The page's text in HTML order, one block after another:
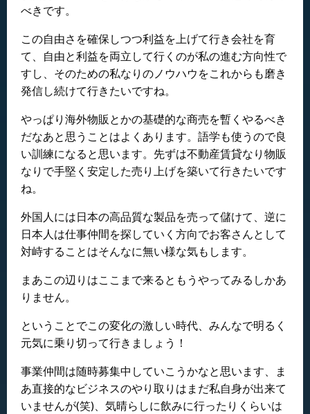
べきです。
この自由さを確保しつつ利益を上げて行き会社を育
て、自由と利益を両立して行くのが私の進む方向性で
すし、そのための私なりのノウハウをこれからも磨き
発信し続けて行きたいですね。
やっぱり海外物販とかの基礎的な商売を暫くやるべき
だなあと思うことはよくあります。語学も使うので良
い訓練になると思います。先ずは不動産賃貸なり物販
なりで手堅く安定した売り上げを築いて行きたいです
ね。
外国人には日本の高品質な製品を売って儲けて、逆に
日本人は仕事仲間を探していく方向でお客さんとして
対峙することはそんなに無い様な気もします。
まあこの辺りはここまで来るともうやってみるしかあ
りません。
ということでこの変化の激しい時代、みんなで明るく
元気に乗り切って行きましょう！
事業仲間は随時募集中していこうかなと思います、ま
あ直接的なビジネスのやり取りはまだ私自身が出来て
いませんが(笑)、気晴らしに飲みに行ったりくらいは